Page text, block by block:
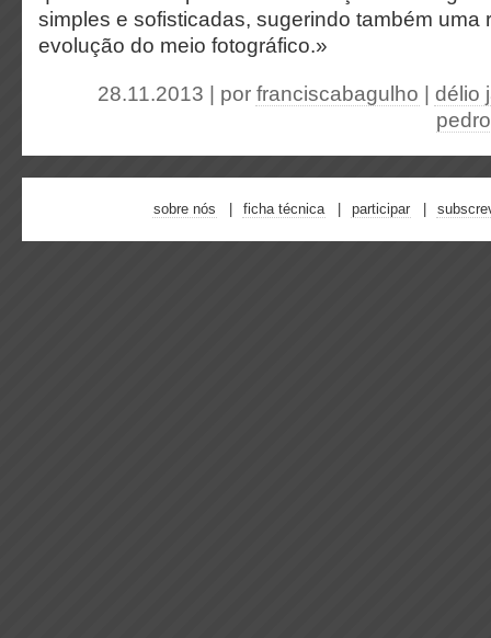
simples e sofisticadas, sugerindo também uma
evolução do meio fotográfico.»
28.11.2013 | por franciscabagulho
délio
sobre nós ficha técnica participar